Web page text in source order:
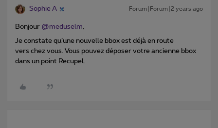
Sophie A Forum|Forum|2 years ago
Bonjour @meduselm,
Je constate qu’une nouvelle bbox est déjà en route
vers chez vous. Vous pouvez déposer votre ancienne bbox
dans un point Recupel.